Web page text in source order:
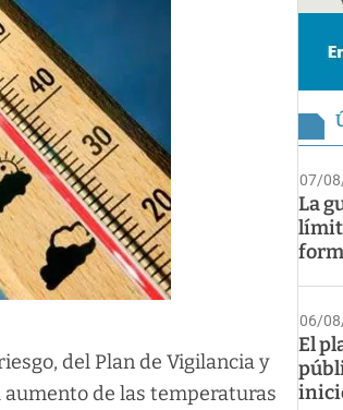
del Plan de Vigilancia y
aumento de las temperaturas
07/
La
06/
El